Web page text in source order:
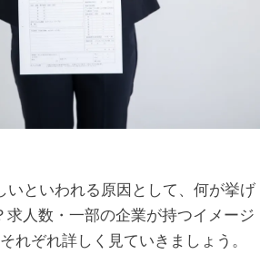
いといわれる原因として、何が挙げ
求人数・一部の企業が持つイメージ
れぞれ詳しく見ていきましょう。